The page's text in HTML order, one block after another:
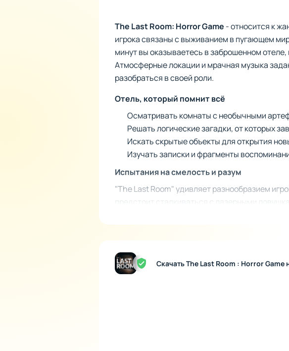
The Last Room: Horror Game - относится к
игрока связаны с выживанием в пугающем
минут вы оказываетесь в заброшенном
Атмосферные локации и мрачная музыка
разобраться в своей роли.
Отель, который помнит всё
Осматривать комнаты с необычными
Решать логические загадки, от которых
Искать скрытые объекты для открытия
Изучать записки и фрагменты
Испытания на смелость и разум
"The Last Room" удивляет разнообразием
найденные предметы для взаимодействия с
Вариативность концовок и скрытые уровни
Скачать The Last Room : Horror Game